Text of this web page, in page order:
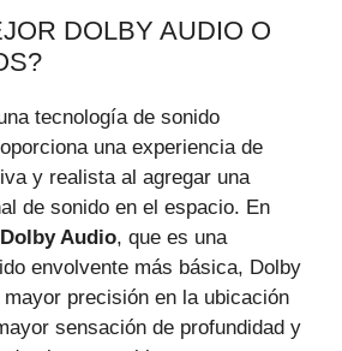
DOLBY AUDIO O
tecnología de sonido
una experiencia de
y realista al agregar una
de sonido en el espacio. En
Dolby Audio, que es una
envolvente más básica, Dolby
precisión en la ubicación
sensación de profundidad y